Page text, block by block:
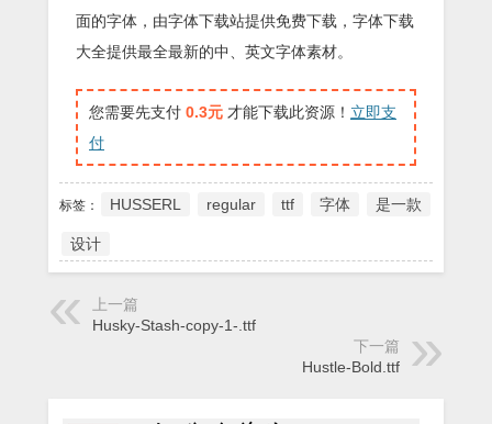
面的字体，由字体下载站提供免费下载，字体下载
大全提供最全最新的中、英文字体素材。
您需要先支付 0.3元 才能下载此资源！ 立即支
付
标签： HUSSERL regular ttf 字体 是一款
设计
上一篇
Husky-Stash-copy-1-.ttf
下一篇
Hustle-Bold.ttf